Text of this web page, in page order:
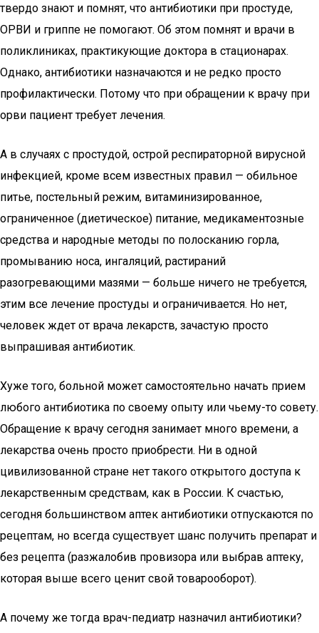
твердо знают и помнят, что антибиотики при простуде,
ОРВИ и гриппе не помогают. Об этом помнят и врачи в
поликлиниках, практикующие доктора в стационарах.
Однако, антибиотики назначаются и не редко просто
профилактически. Потому что при обращении к врачу при
орви пациент требует лечения.
А в случаях с простудой, острой респираторной вирусной
инфекцией, кроме всем известных правил — обильное
питье, постельный режим, витаминизированное,
ограниченное (диетическое) питание, медикаментозные
средства и народные методы по полосканию горла,
промыванию носа, ингаляций, растираний
разогревающими мазями — больше ничего не требуется,
этим все лечение простуды и ограничивается. Но нет,
человек ждет от врача лекарств, зачастую просто
выпрашивая антибиотик.
Хуже того, больной может самостоятельно начать прием
любого антибиотика по своему опыту или чьему-то совету.
Обращение к врачу сегодня занимает много времени, а
лекарства очень просто приобрести. Ни в одной
цивилизованной стране нет такого открытого доступа к
лекарственным средствам, как в России. К счастью,
сегодня большинством аптек антибиотики отпускаются по
рецептам, но всегда существует шанс получить препарат и
без рецепта (разжалобив провизора или выбрав аптеку,
которая выше всего ценит свой товарооборот).
А почему же тогда врач-педиатр назначил антибиотики?